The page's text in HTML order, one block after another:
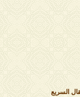
السريع